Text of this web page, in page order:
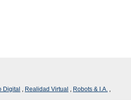
Digital , Realidad Virtual , Robots & I.A. ,